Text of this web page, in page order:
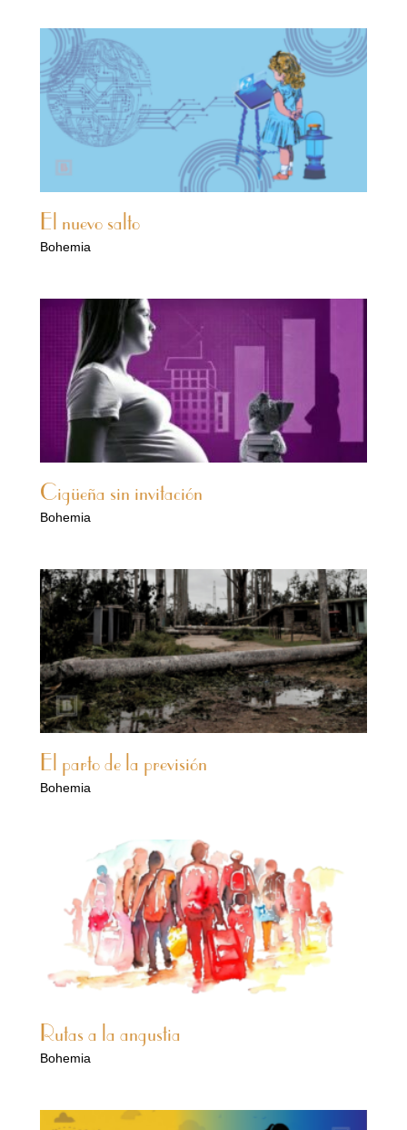
El nuevo salto
Bohemia
Cigüeña sin invitación
Bohemia
El parto de la previsión
Bohemia
Rutas a la angustia
Bohemia